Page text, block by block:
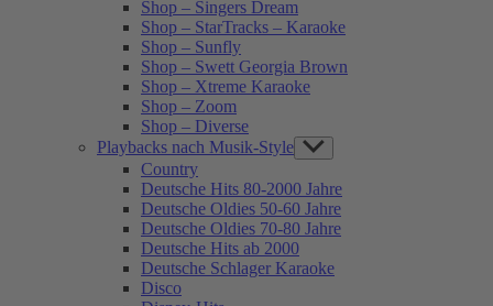
Shop – Singers Dream
Shop – StarTracks – Karaoke
Shop – Sunfly
Shop – Swett Georgia Brown
Shop – Xtreme Karaoke
Shop – Zoom
Shop – Diverse
Playbacks nach Musik-Style Show
sub
menu
Country
Deutsche Hits 80-2000 Jahre
Deutsche Oldies 50-60 Jahre
Deutsche Oldies 70-80 Jahre
Deutsche Hits ab 2000
Deutsche Schlager Karaoke
Disco